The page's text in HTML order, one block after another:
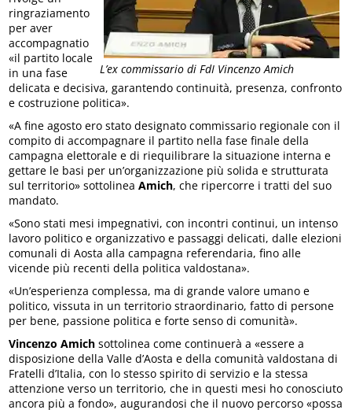
L’ex commissario di FdI Vincenzo Amich
ringraziamento
per aver
accompagnatio
«il partito locale
in una fase
delicata e decisiva, garantendo continuità, presenza, confronto
e costruzione politica».
«A fine agosto ero stato designato commissario regionale con il
compito di accompagnare il partito nella fase finale della
campagna elettorale e di riequilibrare la situazione interna e
gettare le basi per un’organizzazione più solida e strutturata
sul territorio» sottolineaAmich, che ripercorre i tratti del suo
mandato.
«Sono stati mesi impegnativi, con incontri continui, un intenso
lavoro politico e organizzativo e passaggi delicati, dalle elezioni
comunali di Aosta alla campagna referendaria, fino alle
vicende più recenti della politica valdostana».
«Un’esperienza complessa, ma di grande valore umano e
politico, vissuta in un territorio straordinario, fatto di persone
per bene, passione politica e forte senso di comunità».
Vincenzo Amich sottolinea come continuerà a «essere a
disposizione della Valle d’Aosta e della comunità valdostana di
Fratelli d’Italia, con lo stesso spirito di servizio e la stessa
attenzione verso un territorio, che in questi mesi ho conosciuto
ancora più a fondo», augurandosi che il nuovo percorso «possa